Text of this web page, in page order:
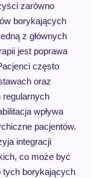
zarówno
borykających
z głównych
jest poprawa
często
oraz
regularnych
wpływa
pacjentów.
integracji
co może być
tych borykających